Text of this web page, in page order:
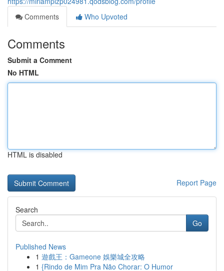
Comments
Who Upvoted
Comments
Submit a Comment
No HTML
HTML is disabled
Report Page
Search
Go
Published News
1 遊戲王：Gameone 娛樂城全攻略
1 {Rindo de Mim Pra Não Chorar: O Humor